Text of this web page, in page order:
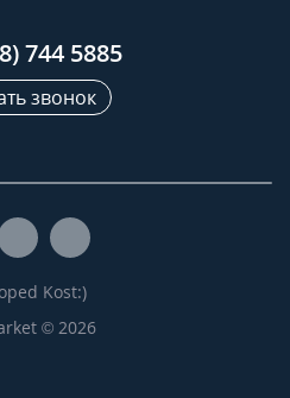
744 5885
звонок
© 2026
Kost:)